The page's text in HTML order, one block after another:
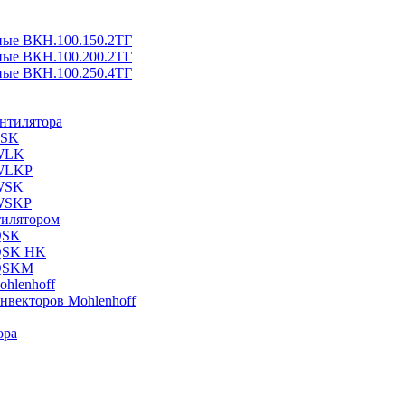
ВКН.100.150.2ТГ
ВКН.100.200.2ТГ
ВКН.100.250.4ТГ
HK
Mohlenhoff